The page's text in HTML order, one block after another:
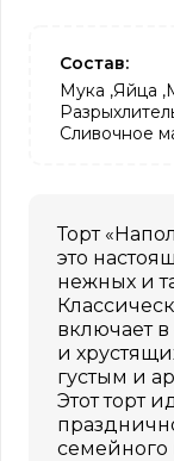
Состав:
Мука Яйца
Сливочное
Торт
это
нежных и
включает
и
густым и
Этот торт
семейного